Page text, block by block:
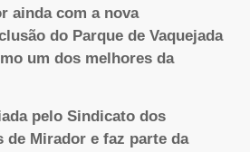
ainda com a nova
do Parque de Vaquejada
um dos melhores da
pelo Sindicato dos
de Mirador e faz parte da